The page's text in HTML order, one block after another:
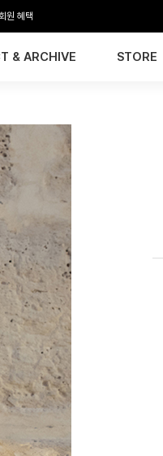
원 혜택
& ARCHIVE STORE